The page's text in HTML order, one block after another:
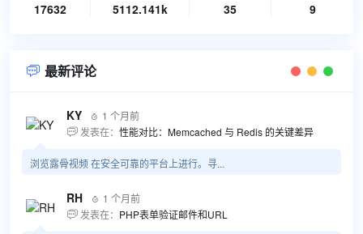
17632
5112.141k
35
9
 最新评论
KY  1 个月前
 发表在： 性能对比：Memcached 与 Redis 的关键差异
浏览露骨视频 在安全可靠的平台上进行。寻...
RH  1 个月前
 发表在： PHP表单验证邮件和URL